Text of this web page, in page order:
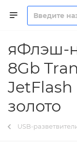
яФлэш-
8Gb
JetFlash
золото
USB-